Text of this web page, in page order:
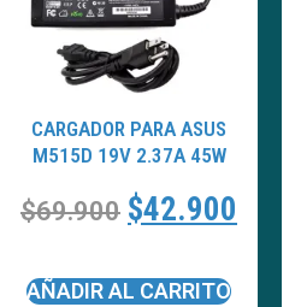
CARGADOR PARA ASUS
M515D 19V 2.37A 45W
$69.900 $42.900
AÑADIR AL CARRITO